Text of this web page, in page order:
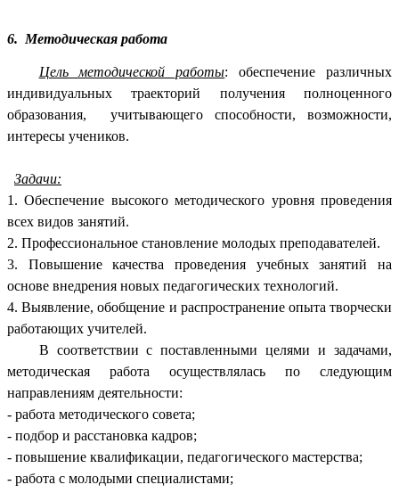
6. Методическая работа
Цель методической работы: обеспечение различных
индивидуальных траекторий получения полноценного
образования, учитывающего способности, возможности,
интересы учеников.
Задачи:
1. Обеспечение высокого методического уровня проведения
всех видов занятий.
2. Профессиональное становление молодых преподавателей.
3. Повышение качества проведения учебных занятий на
основе внедрения новых педагогических технологий.
4. Выявление, обобщение и распространение опыта творчески
работающих учителей.
В соответствии с поставленными целями и задачами,
методическая работа осуществлялась по следующим
направлениям деятельности:
- работа методического совета;
- подбор и расстановка кадров;
- повышение квалификации, педагогического мастерства;
- работа с молодыми специалистами;